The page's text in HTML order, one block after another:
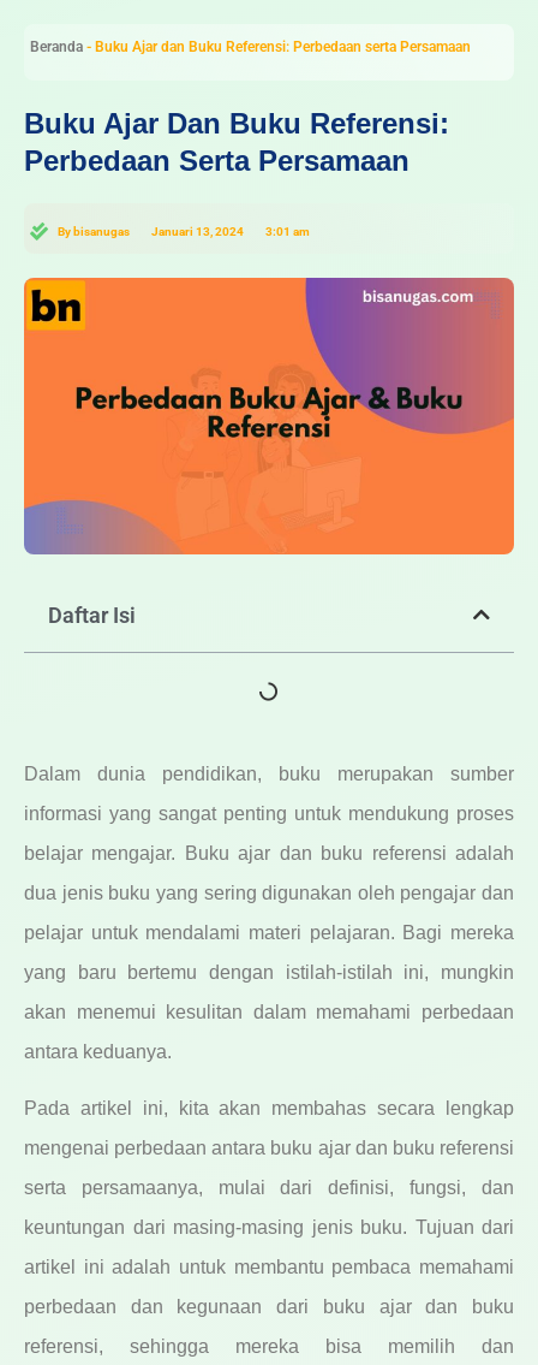
Beranda - Buku Ajar dan Buku Referensi: Perbedaan serta Persamaan
Buku Ajar Dan Buku Referensi:
Perbedaan Serta Persamaan
By bisanugas Januari 13, 2024 3:01 am
Daftar Isi
Dalam dunia pendidikan, buku merupakan sumber
informasi yang sangat penting untuk mendukung proses
belajar mengajar. Buku ajar dan buku referensi adalah
dua jenis buku yang sering digunakan oleh pengajar dan
pelajar untuk mendalami materi pelajaran. Bagi mereka
yang baru bertemu dengan istilah-istilah ini, mungkin
akan menemui kesulitan dalam memahami perbedaan
antara keduanya.
Pada artikel ini, kita akan membahas secara lengkap
mengenai perbedaan antara buku ajar dan buku referensi
serta persamaanya, mulai dari definisi, fungsi, dan
keuntungan dari masing-masing jenis buku. Tujuan dari
artikel ini adalah untuk membantu pembaca memahami
perbedaan dan kegunaan dari buku ajar dan buku
referensi, sehingga mereka bisa memilih dan